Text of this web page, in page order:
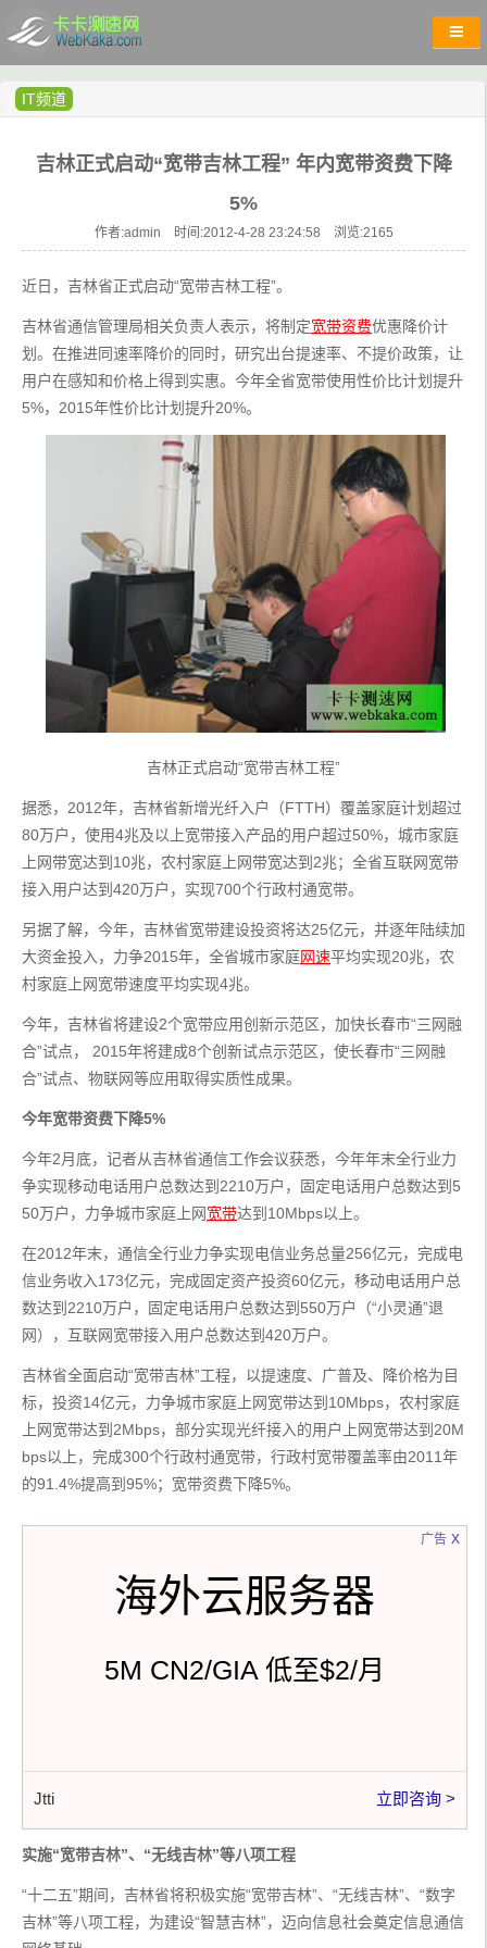
IT频道
吉林正式启动“宽带吉林工程” 年内宽带资费下降
5%
作者:admin 时间:2012-4-28 23:24:58 浏览:2165
近日，吉林省正式启动“宽带吉林工程”。
吉林省通信管理局相关负责人表示，将制定宽带资费优惠降价计
划。在推进同速率降价的同时，研究出台提速率、不提价政策，让
用户在感知和价格上得到实惠。今年全省宽带使用性价比计划提升
5%，2015年性价比计划提升20%。
吉林正式启动“宽带吉林工程”
据悉，2012年，吉林省新增光纤入户（FTTH）覆盖家庭计划超过
80万户，使用4兆及以上宽带接入产品的用户超过50%，城市家庭
上网带宽达到10兆，农村家庭上网带宽达到2兆；全省互联网宽带
接入用户达到420万户，实现700个行政村通宽带。
另据了解，今年，吉林省宽带建设投资将达25亿元，并逐年陆续加
大资金投入，力争2015年，全省城市家庭网速平均实现20兆，农
村家庭上网宽带速度平均实现4兆。
今年，吉林省将建设2个宽带应用创新示范区，加快长春市“三网融
合”试点， 2015年将建成8个创新试点示范区，使长春市“三网融
合”试点、物联网等应用取得实质性成果。
今年宽带资费下降5%
今年2月底，记者从吉林省通信工作会议获悉，今年年末全行业力
争实现移动电话用户总数达到2210万户，固定电话用户总数达到5
50万户，力争城市家庭上网宽带达到10Mbps以上。
在2012年末，通信全行业力争实现电信业务总量256亿元，完成电
信业务收入173亿元，完成固定资产投资60亿元，移动电话用户总
数达到2210万户，固定电话用户总数达到550万户（“小灵通”退
网），互联网宽带接入用户总数达到420万户。
吉林省全面启动“宽带吉林”工程，以提速度、广普及、降价格为目
标，投资14亿元，力争城市家庭上网宽带达到10Mbps，农村家庭
上网宽带达到2Mbps，部分实现光纤接入的用户上网宽带达到20M
bps以上，完成300个行政村通宽带，行政村宽带覆盖率由2011年
的91.4%提高到95%；宽带资费下降5%。
广告
海外云服务器
5M CN2/GIA 低至$2/月
Jtti 立即咨询 >
x
实施“宽带吉林”、“无线吉林”等八项工程
“十二五”期间，吉林省将积极实施“宽带吉林”、“无线吉林”、“数字
吉林”等八项工程，为建设“智慧吉林”，迈向信息社会奠定信息通信